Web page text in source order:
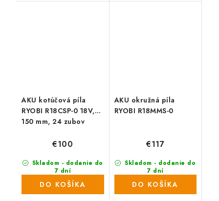
AKU kotúčová píla
RYOBI R18CSP-0 18V,
150 mm, 24 zubov
Skladom - dodanie do
7 dní
(558 ks)
€100
DO KOŠÍKA
AKU okružná píla
RYOBI R18MMS-0
Skladom - dodanie do
7 dní
(>1000 ks)
€117
DO KOŠÍKA